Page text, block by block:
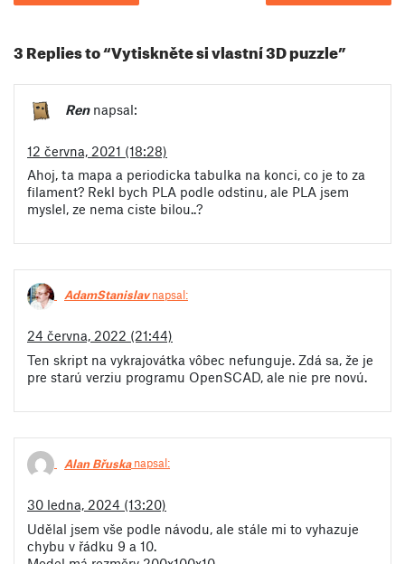
3 Replies to “Vytiskněte si vlastní 3D puzzle”
Ren napsal:
12 června, 2021 (18:28)
Ahoj, ta mapa a periodicka tabulka na konci, co je to za
filament? Rekl bych PLA podle odstinu, ale PLA jsem
myslel, ze nema ciste bilou..?
AdamStanislav napsal:
24 června, 2022 (21:44)
Ten skript na vykrajovátka vôbec nefunguje. Zdá sa, že je
pre starú verziu programu OpenSCAD, ale nie pre novú.
Alan Břuska napsal:
30 ledna, 2024 (13:20)
Udělal jsem vše podle návodu, ale stále mi to vyhazuje
chybu v řádku 9 a 10.